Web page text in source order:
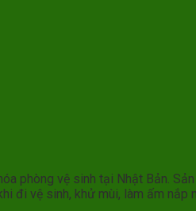
phòng vệ sinh tại Nhật Bản.
đi vệ sinh, khử mùi, làm ấm nắp